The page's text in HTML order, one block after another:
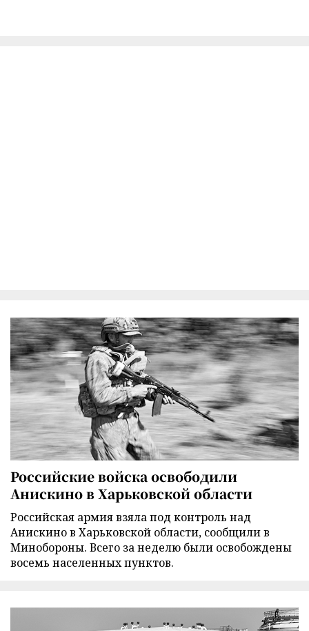
Российские войска освободили
Анискино в Харьковской области
Российская армия взяла под контроль над
Анискино в Харьковской области, сообщили в
Минобороны. Всего за неделю были освобождены
восемь населенных пунктов.